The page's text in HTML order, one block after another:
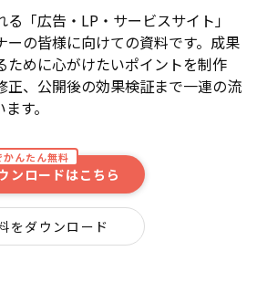
「広告・LP・サービスサイト」
ーの皆様に向けての資料です。成果
ために心がけたいポイントを制作
正、公開後の効果検証まで一連の流
す。
かんたん無料
ンロードはこちら
をダウンロード